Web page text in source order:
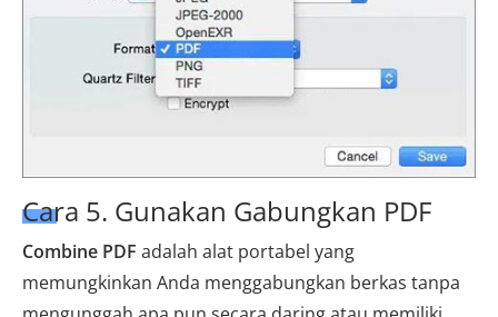
Cara 5. Gunakan Gabungkan PDF
Combine PDF adalah alat portabel yang
memungkinkan Anda menggabungkan berkas tanpa